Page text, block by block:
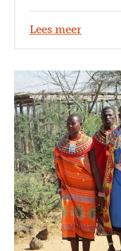
Lees meer